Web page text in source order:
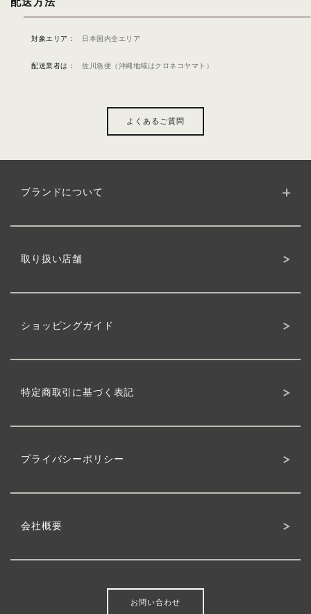
対象エリア： 日本国内全エリア
配送業者は： 佐川急便（沖縄地域はクロネコヤマト）
よくあるご質問
ブランドについて
取り扱い店舗
ショッピングガイド
特定商取引に基づく表記
プライバシーポリシー
会社概要
お問い合わせ